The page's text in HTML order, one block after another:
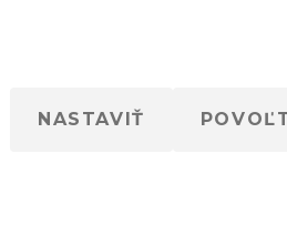
NASTAVIŤ